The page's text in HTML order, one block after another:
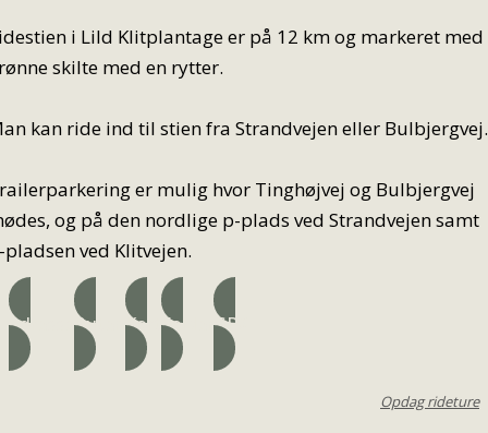
i Lild Klitplantage er på 12 km og markeret med
skilte med en rytter.
kan ride ind til stien fra Strandvejen eller Bulbjergvej.
er mulig hvor Tinghøjvej og Bulbjergvej
og på den nordlige p-plads ved Strandvejen samt
ved Klitvejen.
Adresse Ruten Kort Folder GPX
Opdag rideture